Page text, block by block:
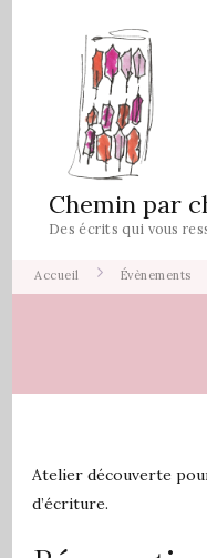
Chemin par
Des écrits qui vous
Accueil Évènements
Atelier découverte
d’écriture.